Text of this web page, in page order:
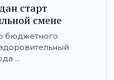
старт
смене
бюджетного
...